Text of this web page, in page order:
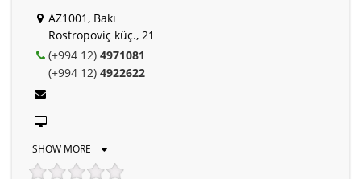
AZ1001, Bakı
Rostropoviç küç., 21
(+994 12) 4971081
(+994 12) 4922622
SHOW MORE